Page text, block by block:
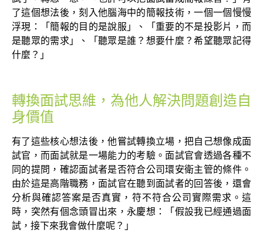
了這個想法後，刻入他腦海中的簡報技術，一個一個慢慢
浮現：「簡報的目的是說服」、「重要的不是投影片，而
是聽眾的需求」、「聽眾是誰？想要什麼？希望聽眾記得
什麼？」
轉換面試思維，為他人解決問題創造自
身價值
有了這些核心想法後，他嘗試轉換立場，把自己想像成面
試官，而面試就是一場能力的考驗。面試官會透過各種不
同的提問，確認面試者是否符合公司環安衛主管的條件。
由於這是高階職務，面試官在聽到面試者的回答後，還會
分析與確認答案是否真實，符不符合公司實際需求。這
時，突然有個念頭冒出來，永慶想：「假設我已經通過面
試，接下來我會做什麼呢？」